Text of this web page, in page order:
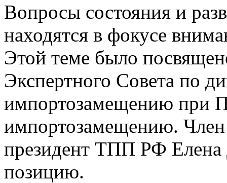
Вопросы состояния и
находятся в фокусе
Этой теме было
Экспертного Совета по
импортозамещению при
импортозамещению. Член
президент ТПП РФ Елена
позицию.